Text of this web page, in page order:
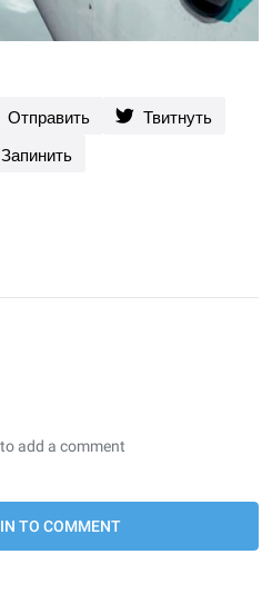
Отправить
Твитнуть
Запинить